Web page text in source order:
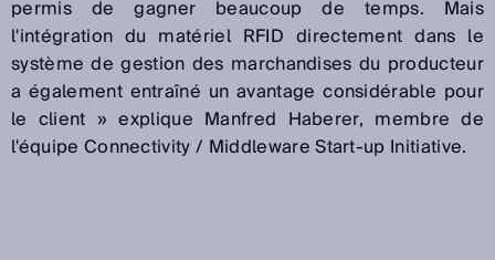
permis de gagner beaucoup de temps. Mais
l'intégration du matériel RFID directement dans le
système de gestion des marchandises du producteur
a également entraîné un avantage considérable pour
le client » explique Manfred Haberer, membre de
l'équipe Connectivity / Middleware Start-up Initiative.